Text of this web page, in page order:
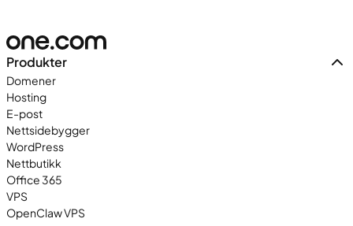
Produkter
Domener
Hosting
E-post
Nettsidebygger
WordPress
Nettbutikk
Office 365
VPS
OpenClaw VPS